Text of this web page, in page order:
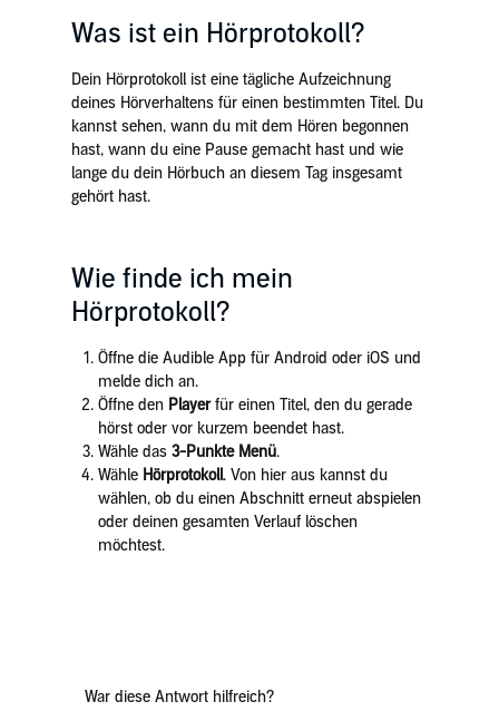
Was ist ein Hörprotokoll?
Dein Hörprotokoll ist eine tägliche Aufzeichnung
deines Hörverhaltens für einen bestimmten Titel. Du
kannst sehen, wann du mit dem Hören begonnen
hast, wann du eine Pause gemacht hast und wie
lange du dein Hörbuch an diesem Tag insgesamt
gehört hast.
Wie finde ich mein
Hörprotokoll?
Öffne die Audible App für Android oder iOS und
melde dich an.
Öffne den Playerfür einen Titel, den du gerade
hörst oder vor kurzem beendet hast.
Wähle das 3-Punkte Menü.
Wähle Hörprotokoll. Von hier aus kannst du
wählen, ob du einen Abschnitt erneut abspielen
oder deinen gesamten Verlauf löschen
möchtest.
War diese Antwort hilfreich?